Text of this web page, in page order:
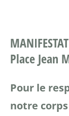
Place Jean
Pour le
notre